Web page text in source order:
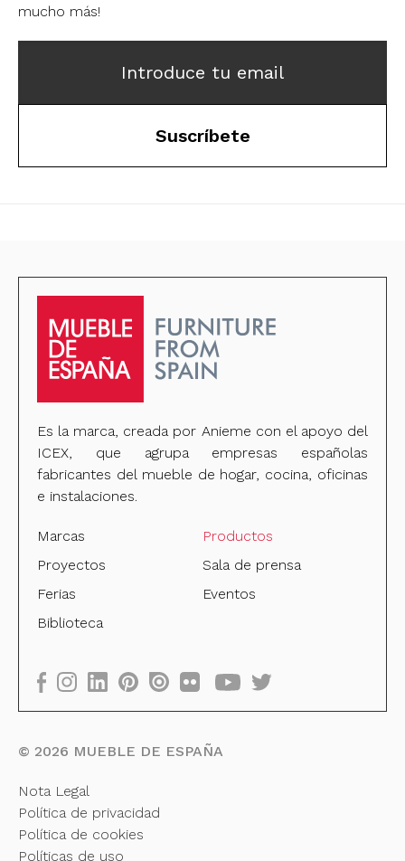
mucho más!
Introduce tu email
Suscríbete
Es la marca, creada por Anieme con el apoyo del
ICEX, que agrupa empresas españolas
fabricantes del mueble de hogar, cocina, oficinas
e instalaciones.
Marcas
Productos
Proyectos
Sala de prensa
Ferias
Eventos
Biblioteca
© 2026 MUEBLE DE ESPAÑA
Nota Legal
Política de privacidad
Política de cookies
Políticas de uso